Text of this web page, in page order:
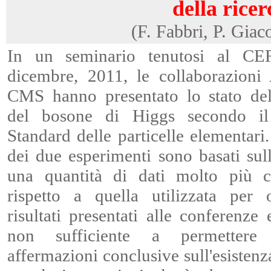
della
(F. Fabbri, P.
In un seminario tenutosi al
dicembre, 2011, le
CMS hanno presentato lo stato
del bosone di Higgs secondo
Standard delle particelle
dei due esperimenti sono basati
una quantità di dati molto più
rispetto a quella utilizzata per
risultati presentati alle conferenze
non sufficiente a
affermazioni conclusive